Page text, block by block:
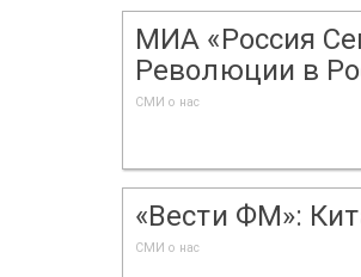
МИА «Россия
Революции в
СМИ о нас
«Вести ФМ»:
СМИ о нас